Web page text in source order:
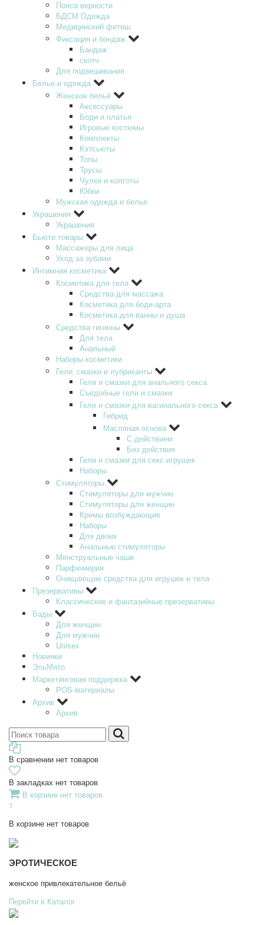
Пояса верности
БДСМ Одежда
Медицинский фетиш
Фиксация и бондаж
Бандаж
скотч
Для подвешивания
Белье и одежда
Женское бельё
Аксессуары
Боди и платья
Игровые костюмы
Комплекты
Кэтсьюты
Топы
Трусы
Чулки и колготы
Юбки
Мужская одежда и белье
Украшения
Украшения
Бьюти товары
Массажеры для лица
Уход за зубами
Интимная косметика
Косметика для тела
Средства для массажа
Косметика для боди-арта
Косметика для ванны и душа
Средства гигиены
Для тела
Анальный
Наборы косметики
Гели‚ смазки и лубриканты
Гели и смазки для анального секса
Съедобные гели и смазки
Гели и смазки для вагинального секса
Гибрид
Масляная основа
С действием
Без действия
Гели и смазки для секс-игрушек
Наборы
Стимуляторы
Стимуляторы для мужчин
Стимуляторы для женщин
Кремы возбуждающие
Наборы
Для двоих
Анальные стимуляторы
Менструальные чаши
Парфюмерия
Очищающие средства для игрушек и тела
Презервативы
Классические и фантазийные презервативы
Бады
Для женщин
Для мужчин
Unisex
Новинки
ЭльМято
Маркетинговая поддержка
POS-материалы
Архив
Архив
В сравнении нет товаров
В закладках нет товаров
В корзине нет товаров
1
В корзине нет товаров
ЭРОТИЧЕСКОЕ
женское привлекательное бельё
Перейти в Каталог